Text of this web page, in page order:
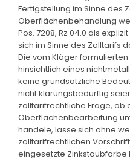
Fertigstellung im Sinne des
Oberflächenbehandlung
Pos. 7208, Rz 04.0 als
sich im Sinne des Zolltarifs
Die vom Kläger
hinsichtlich eines
keine grundsätzliche
nicht klärungsbedürftig
zolltarifrechtliche Frage, ob
Oberflächenbearbeitung
handele, lasse sich ohne
zolltarifrechtlichen
eingesetzte Zinkstaubfarbe